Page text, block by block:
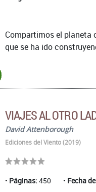
Compartimos el planeta
que se ha ido
VIAJES AL OTRO
David Attenborough
Ediciones del Viento (2019)
Páginas: 450 Fecha